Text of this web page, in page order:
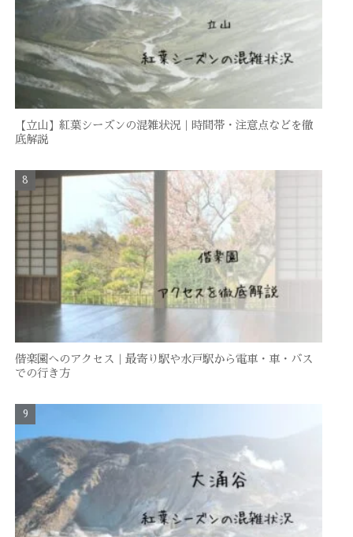
【立山】紅葉シーズンの混雑状況｜時間帯・注意点などを徹
底解説
偕楽園へのアクセス｜最寄り駅や水戸駅から電車・車・バス
での行き方